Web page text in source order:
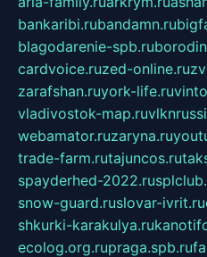
bankaribi.rubandamn.ru
blagodarenie-spb.ru
cardvoice.ruzed-online.ru
zarafshan.ruyork-life.ru
vladivostok-map.ru
webamator.ruzaryna.ru
trade-farm.rutajuncos.ru
spayderhed-2022.ru
snow-guard.ruslovar-ivrit.ru
shkurki-karakulya.ru
ecolog.org.rupraga.spb.ru